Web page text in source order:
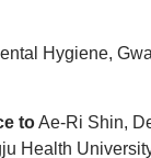
Hygiene,
toAe-Ri Shin,
Health